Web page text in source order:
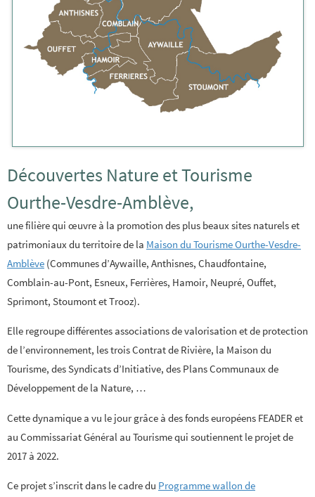
Découvertes Nature et Tourisme
Ourthe-Vesdre-Amblève,
une filière qui œuvre à la promotion des plus beaux sites naturels et
patrimoniaux du territoire de la Maison du Tourisme Ourthe-Vesdre-
Amblève (Communes d’Aywaille, Anthisnes, Chaudfontaine,
Comblain-au-Pont, Esneux, Ferrières, Hamoir, Neupré, Ouffet,
Sprimont, Stoumont et Trooz).
Elle regroupe différentes associations de valorisation et de protection
de l’environnement, les trois Contrat de Rivière, la Maison du
Tourisme, des Syndicats d’Initiative, des Plans Communaux de
Développement de la Nature, …
Cette dynamique a vu le jour grâce à des fonds européens FEADER et
au Commissariat Général au Tourisme qui soutiennent le projet de
2017 à 2022.
Ce projet s’inscrit dans le cadre du Programme wallon de